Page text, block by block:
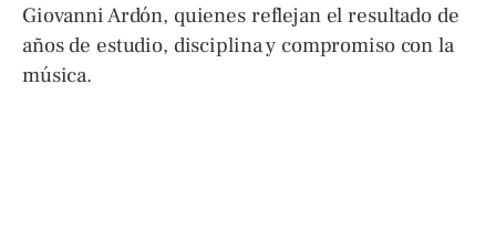
Giovanni Ardón, quienes reflejan el resultado de
años de estudio, disciplina y compromiso con la
música.